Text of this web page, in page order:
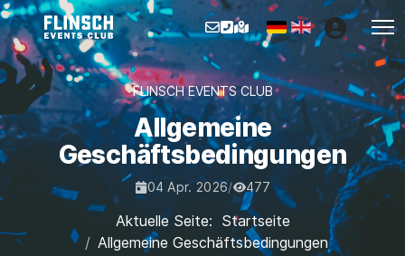
Sprache auswählen
FLINSCH EVENTS CLUB
Allgemeine
Geschäftsbedingungen
Veröffentlichungsdatum:
04 Apr. 2026/
Zugriffe:
477
Aktuelle Seite: Startseite
Allgemeine Geschäftsbedingungen